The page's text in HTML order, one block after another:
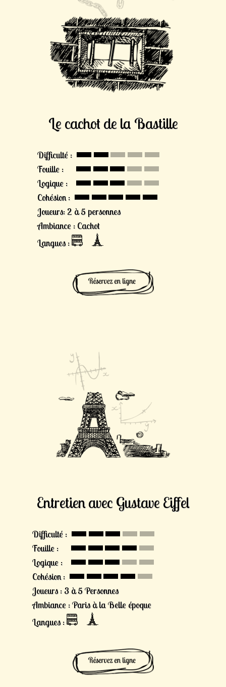
Le cachot de la Bastille
Difficulté :
Fouille :
Logique :
Cohésion :
Joueurs: 2 à 5 personnes
Ambiance : Cachot
Langues :
Entretien avec Gustave Eiffel
Difficulté :
Fouille :
Logique :
Cohésion :
Joueurs : 3 à 5 Personnes
Ambiance : Paris à la Belle époque
Langues :